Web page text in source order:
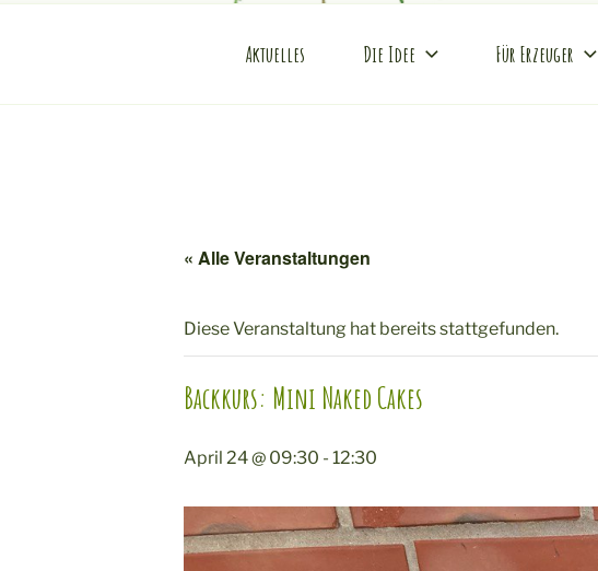
Zum
KONDITOUREI
Mobile Produktveredlung am Hof
Aktuelles Die Idee Für Erzeuger
« Alle Veranstaltungen
Diese Veranstaltung hat bereits stattgefunden.
Backkurs: Mini Naked Cakes
April 24 @ 09:30 - 12:30